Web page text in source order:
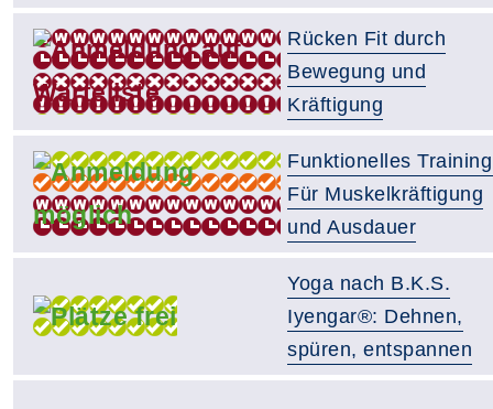
Rücken Fit durch
Bewegung und
Kräftigung
Funktionelles
Für Muskelkräftigung
und Ausdauer
Yoga nach B.K.S.
Iyengar®: Dehnen,
spüren, entspannen